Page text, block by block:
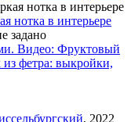
нотка в интерьере
Видео: Фруктовый
фетра: выкройки,
, 2022